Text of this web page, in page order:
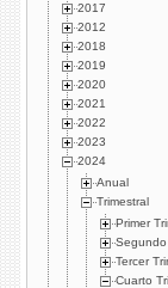
2017
2012
2018
2019
2020
2021
2022
2023
2024
Anual
Trimestral
Primer
Segundo
Tercer
Cuarto